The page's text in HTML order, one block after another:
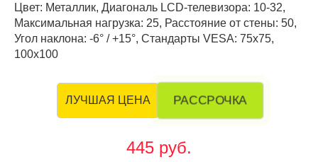
Цвет: Металлик, Диагональ LCD-телевизора: 10-32,
Максимальная нагрузка: 25, Расстояние от стены: 50,
Угол наклона: -6° / +15°, Стандарты VESA: 75x75,
100x100
ЛУЧШАЯ ЦЕНА РАССРОЧКА
445 руб.